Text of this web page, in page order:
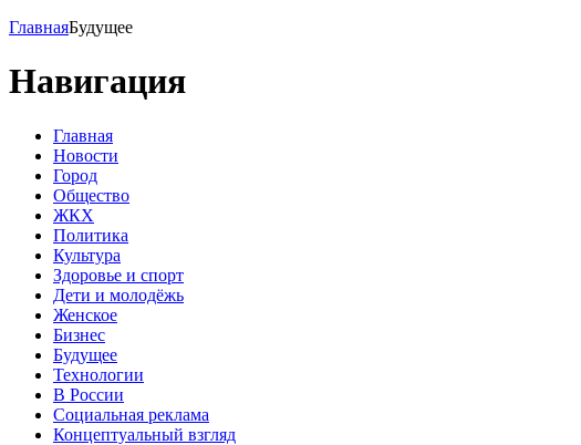
ГлавнаяБудущее
Навигация
Главная
Новости
Город
Общество
ЖКХ
Политика
Культура
Здоровье и спорт
Дети и молодёжь
Женское
Бизнес
Будущее
Технологии
В России
Социальная реклама
Концептуальный взгляд